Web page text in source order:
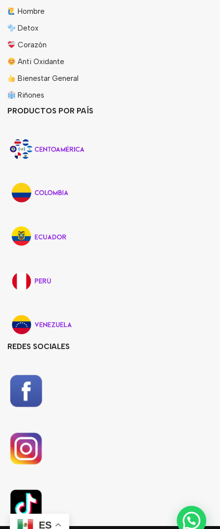
Hombre
Detox
Corazón
Anti Oxidante
Bienestar General
Riñones
PRODUCTOS POR PAÍS
REDES SOCIALES
ES